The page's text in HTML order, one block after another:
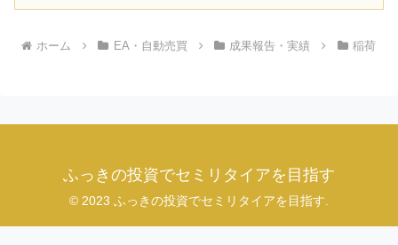
ホーム EA・自動売買 成果報告・実績 稲荷
ふっきの投資でセミリタイアを目指す
© 2023 ふっきの投資でセミリタイアを目指す.